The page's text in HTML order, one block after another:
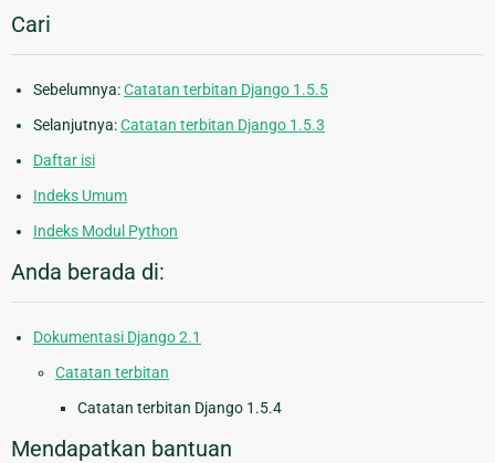
Cari
Sebelumnya:Catatan terbitan Django 1.5.5
Selanjutnya:Catatan terbitan Django 1.5.3
Daftar isi
Indeks Umum
Indeks Modul Python
Anda berada di:
Dokumentasi Django 2.1
Catatan terbitan
Catatan terbitan Django 1.5.4
Mendapatkan bantuan